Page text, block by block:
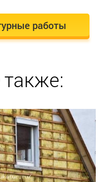
работы